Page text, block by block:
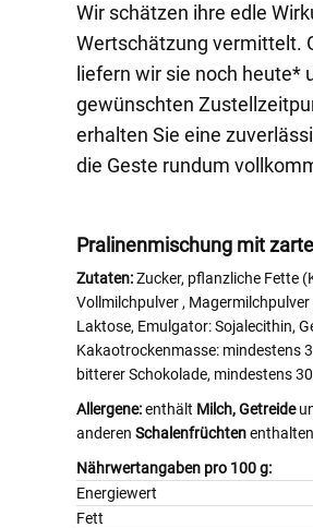
Wir schätzen ihre edle
Wertschätzung vermittelt.
liefern wir sie noch heute*
gewünschten
erhalten Sie eine
die Geste rundum
Pralinenmischung mit
Zutaten:Zucker, pflanzliche Fette
Vollmilchpulver , Magermilchpulver
Laktose, Emulgator: Sojalecithin,
Kakaotrockenmasse: mindestens
bitterer Schokolade, mindestens
Allergene:enthält Milch,Getreide
anderen Schalenfrüchten
Nährwertangaben pro 100 g:
Energiewert
Fett